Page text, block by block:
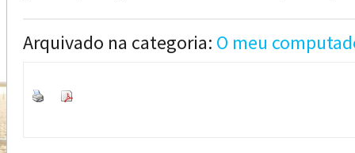
Arquivado na categoria: O meu